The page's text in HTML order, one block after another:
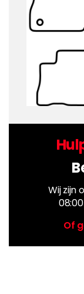
Wij zijn
Of